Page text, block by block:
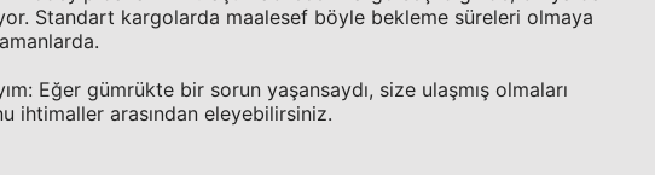
Standart kargolarda maalesef böyle bekleme süreleri olmaya
Eğer gümrükte bir sorun yaşansaydı, size ulaşmış olmaları
ihtimaller arasından eleyebilirsiniz.